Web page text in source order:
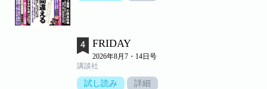
FRIDAY
2026年8月7・14日号
講談社
試し読み 詳細